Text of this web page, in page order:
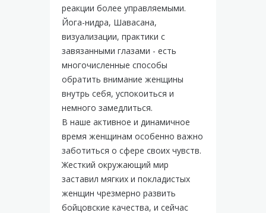
реакции более управляемыми.
Йога-нидра, Шавасана,
визуализации, практики с
завязанными глазами - есть
многочисленные способы
обратить внимание женщины
внутрь себя, успокоиться и
немного замедлиться.
В наше активное и динамичное
время женщинам особенно важно
заботиться о сфере своих чувств.
Жесткий окружающий мир
заставил мягких и покладистых
женщин чрезмерно развить
бойцовские качества, и сейчас